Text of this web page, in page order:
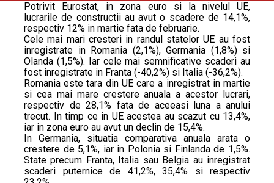
Potrivit Eurostat, in zona euro si la nivelul UE,
lucrarile de constructii au avut o scadere de 14,1%,
respectiv 12% in martie fata de februarie.
Cele mai mari cresteri in randul statelor UE au fost
inregistrate in Romania (2,1%), Germania (1,8%) si
Olanda (1,5%). Iar cele mai semnificative scaderi au
fost inregistrate in Franta (-40,2%) si Italia (-36,2%).
Romania este tara din UE care a inregistrat in martie
si cea mai mare crestere anuala a acestor lucrari,
respectiv de 28,1% fata de aceeasi luna a anului
trecut. In timp ce in UE acestea au scazut cu 13,4%,
iar in zona euro au avut un declin de 15,4%.
In Germania, situatia comparativa anuala arata o
crestere de 5,1%, iar in Polonia si Finlanda de 1,5%.
State precum Franta, Italia sau Belgia au inregistrat
scaderi puternice de 41,2%, 35,4% si respectiv